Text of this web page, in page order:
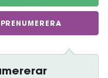
PRENUMERERA